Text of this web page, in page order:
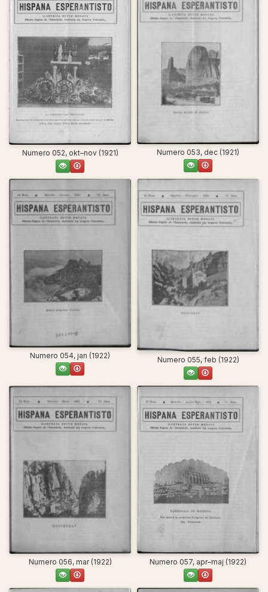
Numero 052, okt–nov (1921) Numero 053, dec (1921)
Numero 054, jan (1922) Numero 055, feb (1922)
Numero 056, mar (1922) Numero 057, apr–maj (1922)